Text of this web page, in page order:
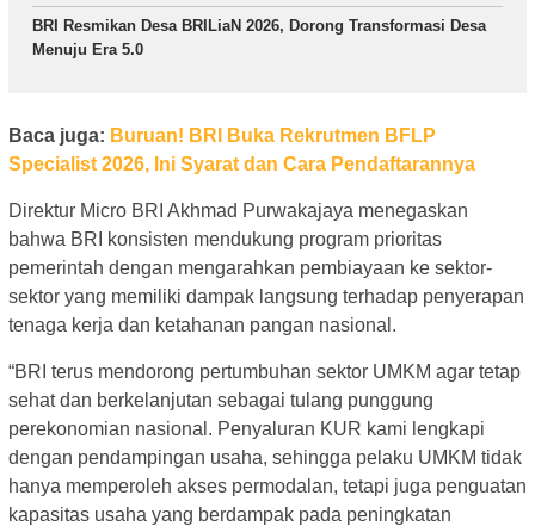
BRI Resmikan Desa BRILiaN 2026, Dorong Transformasi Desa
Menuju Era 5.0
Baca juga: Buruan! BRI Buka Rekrutmen BFLP
Specialist 2026, Ini Syarat dan Cara Pendaftarannya
Direktur Micro BRI Akhmad Purwakajaya menegaskan
bahwa BRI konsisten mendukung program prioritas
pemerintah dengan mengarahkan pembiayaan ke sektor-
sektor yang memiliki dampak langsung terhadap penyerapan
tenaga kerja dan ketahanan pangan nasional.
“BRI terus mendorong pertumbuhan sektor UMKM agar tetap
sehat dan berkelanjutan sebagai tulang punggung
perekonomian nasional. Penyaluran KUR kami lengkapi
dengan pendampingan usaha, sehingga pelaku UMKM tidak
hanya memperoleh akses permodalan, tetapi juga penguatan
kapasitas usaha yang berdampak pada peningkatan